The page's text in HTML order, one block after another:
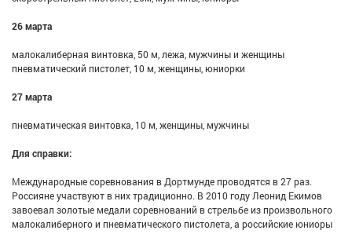
26 марта
малокалиберная винтовка, 50 м, лежа, мужчины и женщины
пневматический пистолет, 10 м, женщины, юниорки
27 марта
пневматическая винтовка, 10 м, женщины, мужчины
Для справки:
Международные соревнования в Дортмунде проводятся в 27 раз.
Россияне участвуют в них традиционно. В 2010 году Леонид Екимов
завоевал золотые медали соревнований в стрельбе из произвольного
малокалиберного и пневматического пистолета, а российские юниоры